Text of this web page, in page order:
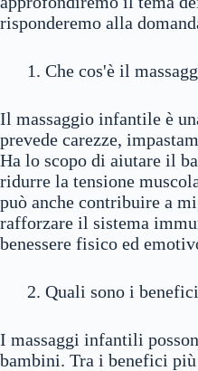
risponderemo alla
Che cos'è il
Il massaggio infantile è
prevede carezze,
Ha lo scopo di aiutare il
ridurre la tensione
può anche contribuire a
rafforzare il sistema
benessere fisico ed
Quali sono i
I massaggi infantili
bambini. Tra i benefici